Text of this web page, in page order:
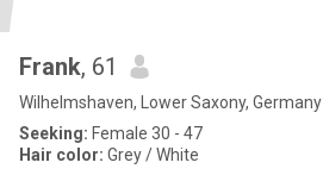
Frank, 61
Wilhelmshaven, Lower Saxony, Germany
Seeking: Female 30 - 47
Hair color: Grey / White